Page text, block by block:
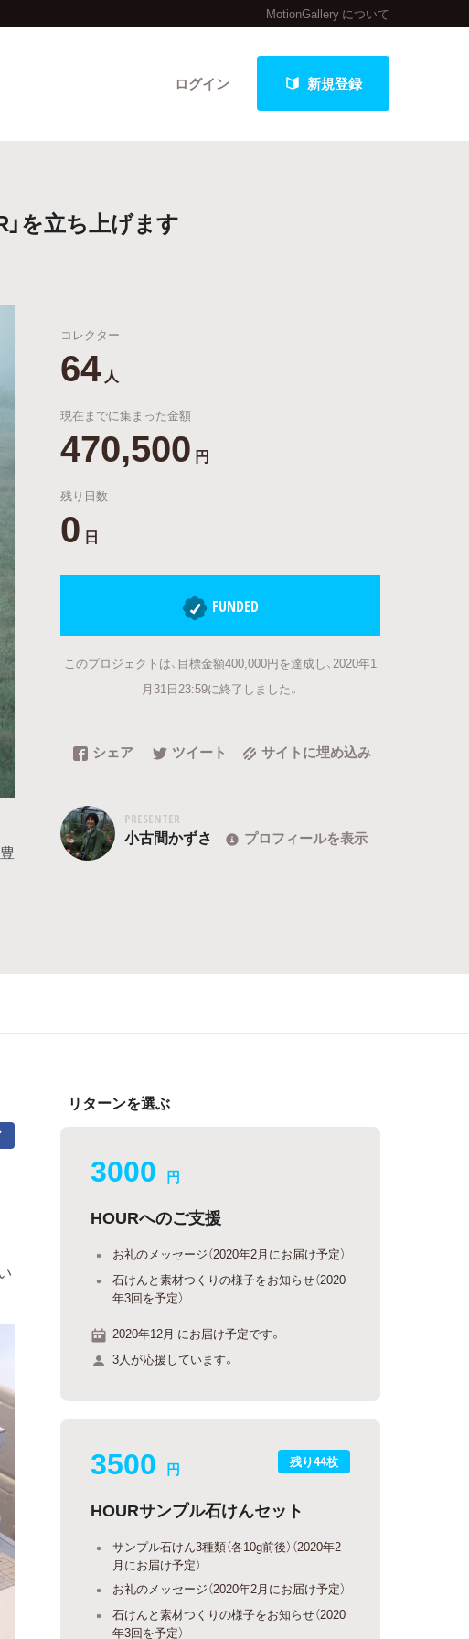
MotionGallery について
ログイン 新規登録
ロジェクト
探す
を立ち上げます
コレクター
64 人
現在までに集まった金額
470,500 円
残り日数
0 日
FUNDED
このプロジェクトは、目標金額400,000円を達成し、2020年1
月31日23:59に終了しました。
シェア ツイート サイトに埋め込み
PRESENTER
小古間かずさ プロフィールを表示
リターンを選ぶ
3000 円
HOURへのご支援
お礼のメッセージ（2020年2月にお届け予定）
石けんと素材つくりの様子をお知らせ（2020
年3回を予定）
2020年12月 にお届け予定です。
3人が応援しています。
残り44枚
3500 円
HOURサンプル石けんセット
サンプル石けん3種類（各10g前後）（2020年2
月にお届け予定）
お礼のメッセージ（2020年2月にお届け予定）
石けんと素材つくりの様子をお知らせ（2020
年3回を予定）